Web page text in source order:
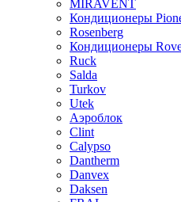
MIRAVENT
Кондиционеры
Rosenberg
Кондиционеры
Ruck
Salda
Turkov
Utek
Аэроблок
Clint
Calypso
Dantherm
Danvex
Daksen